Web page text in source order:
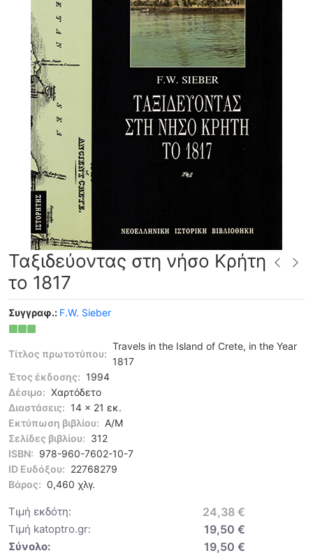
Ταξιδεύοντας στη νήσο Κρήτη
το 1817
Συγγραφ.: F.W. Sieber
Τίτλος πρωτοτύπου:
Travels in the Island of Crete, in the Year
1817
Έτος έκδοσης: 1994
Δέσιμο: Χαρτόδετο
Διαστάσεις: 14 x 21 εκ.
Εκτύπωση βιβλίου: Α/Μ
Σελίδες βιβλίου: 312
ISBN: 978-960-7602-10-7
ID Ευδόξου: 22768279
Βάρος: 0,460 χλγ.
Τιμή εκδότη: 24,38 €
Τιμή katoptro.gr: 19,50 €
Σύνολο: 19,50 €